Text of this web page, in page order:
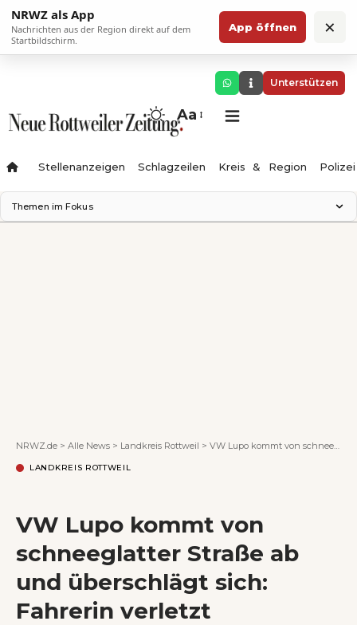
NRWZ als App
Nachrichten aus der Region direkt auf dem
Startbildschirm.
App öffnen ×
Unterstützen
Aa
Stellenanzeigen Schlagzeilen Kreis & Region Polizei
Themen im Fokus
NRWZ.de > Alle News > Landkreis Rottweil > VW Lupo kommt von schneeglatter Straße ab und überschlägt sich: Fahrerin verletzt
LANDKREIS ROTTWEIL
VW Lupo kommt von
schneeglatter Straße ab
und überschlägt sich:
Fahrerin verletzt